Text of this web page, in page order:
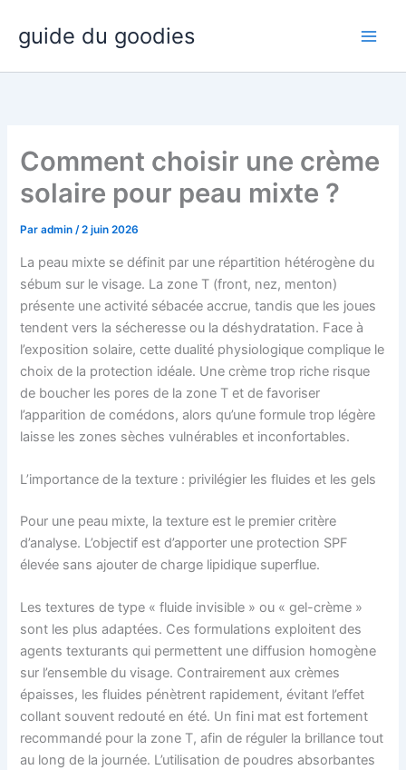
contenu
guide du goodies
Comment choisir une crème
solaire pour peau mixte ?
Paradmin/2 juin 2026
La peau mixte se définit par une répartition hétérogène du
sébum sur le visage. La zone T (front, nez, menton)
présente une activité sébacée accrue, tandis que les joues
tendent vers la sécheresse ou la déshydratation. Face à
l’exposition solaire, cette dualité physiologique complique le
choix de la protection idéale. Une crème trop riche risque
de boucher les pores de la zone T et de favoriser
l’apparition de comédons, alors qu’une formule trop légère
laisse les zones sèches vulnérables et inconfortables.
L’importance de la texture : privilégier les fluides et les gels
Pour une peau mixte, la texture est le premier critère
d’analyse. L’objectif est d’apporter une protection SPF
élevée sans ajouter de charge lipidique superflue.
Les textures de type « fluide invisible » ou « gel-crème »
sont les plus adaptées. Ces formulations exploitent des
agents texturants qui permettent une diffusion homogène
sur l’ensemble du visage. Contrairement aux crèmes
épaisses, les fluides pénètrent rapidement, évitant l’effet
collant souvent redouté en été. Un fini mat est fortement
recommandé pour la zone T, afin de réguler la brillance tout
au long de la journée. L’utilisation de poudres absorbantes